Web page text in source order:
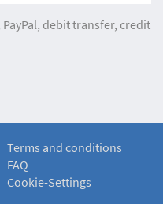
debit transfer, credit
Terms and conditions
FAQ
Cookie-Settings